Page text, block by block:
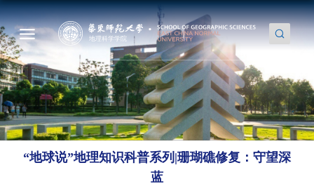
“地球说”地理知识科普系列|珊瑚礁修复：守望深
蓝